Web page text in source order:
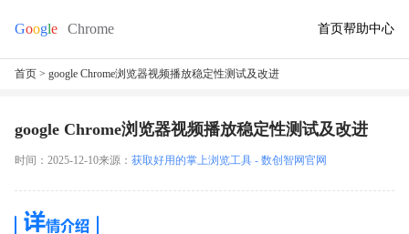
首页帮助中心
首页 > google Chrome浏览器视频播放稳定性测试及改进
google Chrome浏览器视频播放稳定性测试及改进
时间：2025-12-10来源： 获取好用的掌上浏览工具 - 数创智网官网